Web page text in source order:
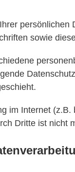
sowie
im Internet
Dritte ist nicht